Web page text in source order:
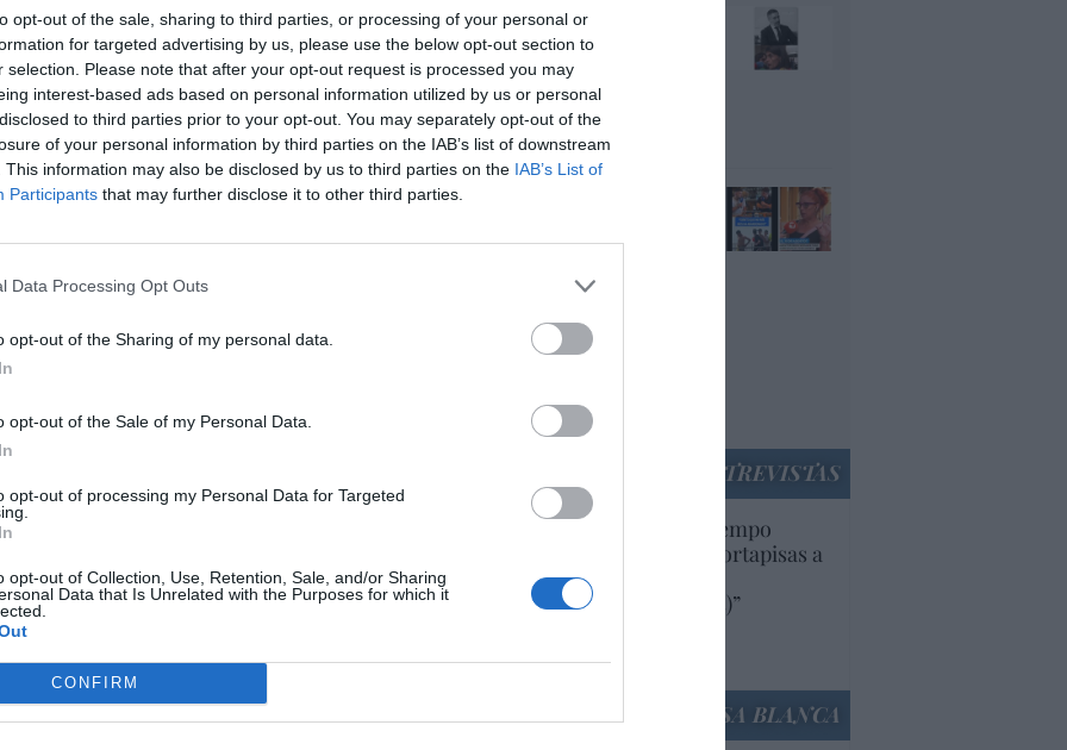
opt-out of the sale, sharing to third parties, or processing of your personal or
for targeted advertising by us, please use the below opt-out section to
selection. Please note that after your opt-out request is processed you may
interest-based ads based on personal information utilized by us or personal
to third parties prior to your opt-out. You may separately opt-out of the
of your personal information by third parties on the IAB’s list of downstream
This information may also be disclosed by us to third parties on the IAB’s List of
Participants that may further disclose it to other third parties.
Data Processing Opt Outs
opt-out of the Sharing of my personal data.
opt-out of the Sale of my Personal Data.
opt-out of processing my Personal Data for Targeted
opt-out of Collection, Use, Retention, Sale, and/or Sharing
Data that Is Unrelated with the Purposes for which it
CONFIRM
en contra. Eso sí, Galán ha referido que
cierres, habrá que ver cuánto cuestá y
cómo será su retribución. Por ahora,
presidente de Foro Nuclear (asociación que
señalaba que antes la nuclear
años, pero no paraba porque estaba obligada
vendían esa energía que generaban a
perdiendo dinero y es clave que tenga una
impositiva(así, además sería más
este artículo?
newsletter y recibe cada dia
legales
Vox pide devolver a los
hijos con sus padres...
y es fascista...el PNV
opina lo mismo... y es
progresista
Redacción
abandonado a su país,
porque Ceuta es
España. Tenemos un
Gobierno en
connivencia con
ceutí
Hispanidad
ENTREVISTAS
“Europa lleva mucho tiempo
poniendo aranceles y cortapisas a
productos y compañías
americanas (y europeas)”
Artículos anteriores
LA CASA BLANCA